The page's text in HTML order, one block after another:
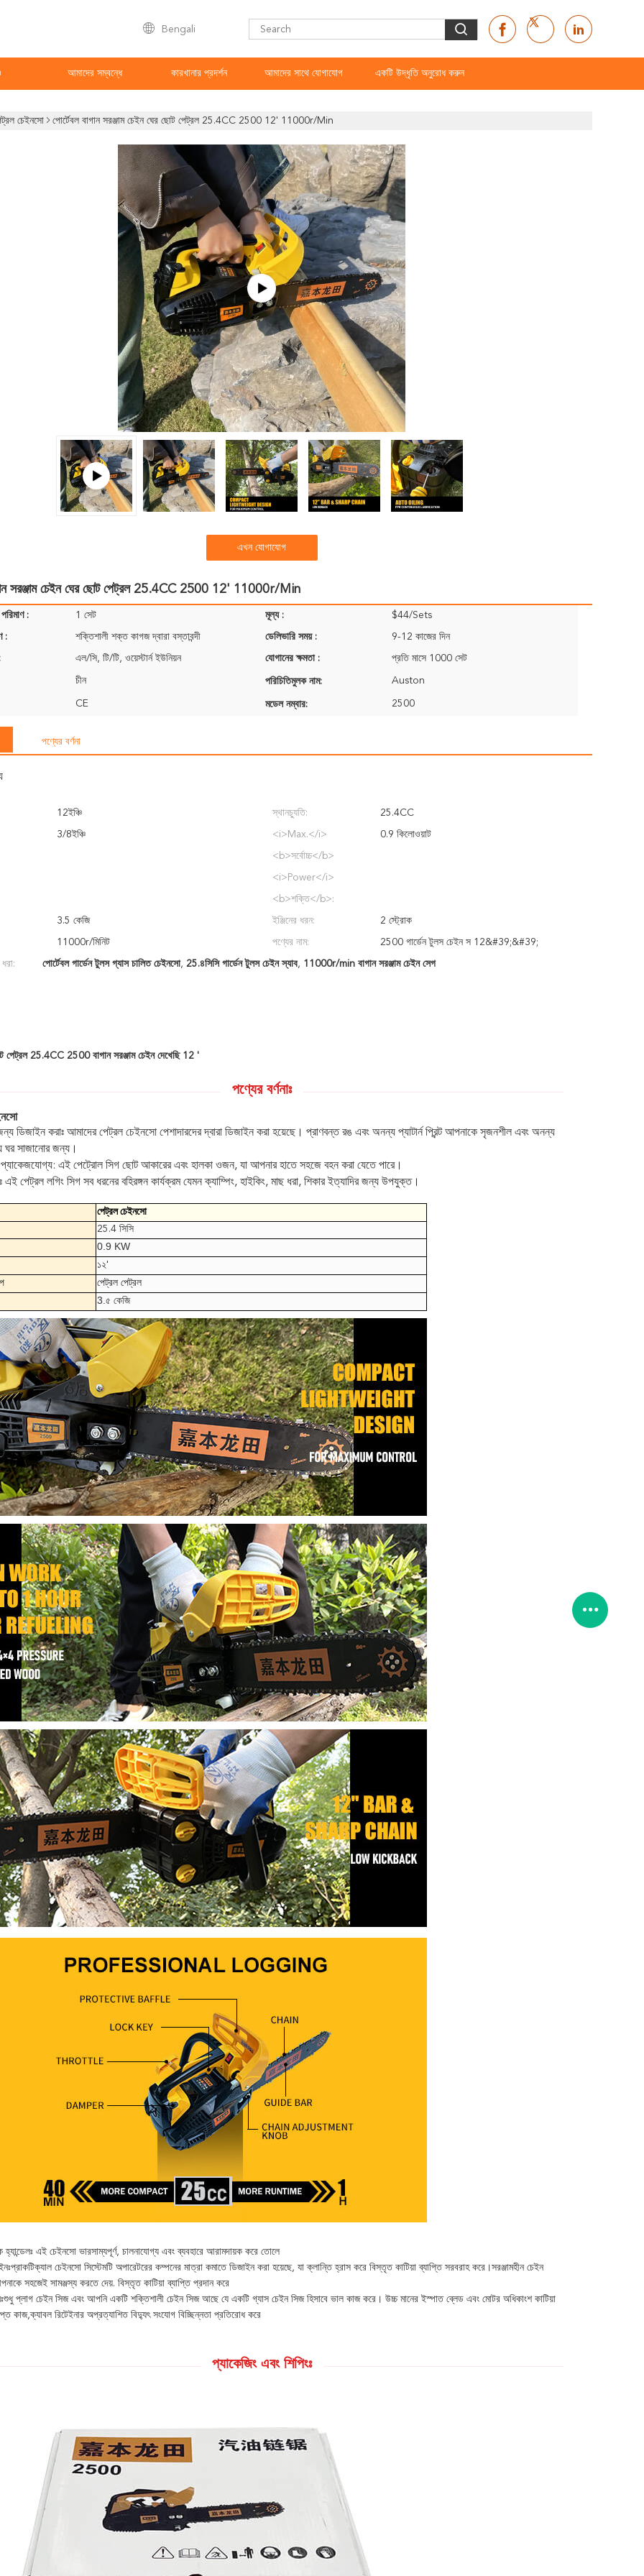
Bengali
আমাদের সম্বন্ধে কারখানার প্রদর্শন আমাদের সাথে যোগাযোগ একটি উদ্ধৃতি অনুরোধ করুন
চেইনসো পোর্টেবল বাগান সরঞ্জাম চেইন ঘের ছোট পেট্রল 25.4CC 2500 12' 11000r/Min
এখন যোগাযোগ
সরঞ্জাম চেইন ঘের ছোট পেট্রল 25.4CC 2500 12' 11000r/Min
: 1 সেট মূল্য : $44/Sets
: শক্তিশালী শক্ত কাগজ দ্বারা বস্তাবন্দী ডেলিভারি সময় : 9-12 কাজের দিন
এল/সি, টি/টি, ওয়েস্টার্ন ইউনিয়ন যোগানের ক্ষমতা : প্রতি মাসে 1000 সেট
চীন পরিচিতিমুলক নাম: Auston
CE মডেল নম্বার: 2500
পণ্যের বর্ণনা
12ইঞ্চি স্থানচ্যুতি: 25.4CC
3/8ইঞ্চি <i>Max.</i>
<b>সর্বোচ্চ</b>
<i>Power</i>
<b>শক্তি</b>:
0.9 কিলোওয়াট
3.5 কেজি ইঞ্জিনের ধরন: 2 স্ট্রোক
11000r/মিনিট পণ্যের নাম: 2500 গার্ডেন টুলস চেইন স 12&#39;&#39;
পোর্টেবল গার্ডেন টুলস গ্যাস চালিত চেইনসো, 25.৪সিসি গার্ডেন টুলস চেইন স্যাব, 11000r/min বাগান সরঞ্জাম চেইন সেগ
পেট্রল 25.4CC 2500 বাগান সরঞ্জাম চেইন দেখেছি 12 '
পণ্যের বর্ণনাঃ
ডিজাইন করাঃ আমাদের পেট্রল চেইনসো পেশাদারদের দ্বারা ডিজাইন করা হয়েছে। প্রাণবন্ত রঙ এবং অনন্য প্যাটার্ন প্রিন্ট আপনাকে সৃজনশীল এবং অনন্য
ঘর সাজানোর জন্য।
এই পেট্রোল সিগ ছোট আকারের এবং হালকা ওজন, যা আপনার হাতে সহজে বহন করা যেতে পারে।
এই পেট্রল লগিং সিগ সব ধরনের বহিরঙ্গন কার্যক্রম যেমন ক্যাম্পিং, হাইকিং, মাছ ধরা, শিকার ইত্যাদির জন্য উপযুক্ত।
পেট্রল চেইনসো
25.4 সিসি
0.9 KW
১২'
পেট্রল পেট্রল
3.৫ কেজি
হ্যান্ডেলঃ এই চেইনসো ভারসাম্যপূর্ণ, চালনাযোগ্য এবং ব্যবহারে আরামদায়ক করে তোলে
চেইনসো সিস্টেমটি অপারেটরের কম্পনের মাত্রা কমাতে ডিজাইন করা হয়েছে, যা ক্লান্তি হ্রাস করে বিস্তৃত কাটিয়া ব্যাপ্তি সরবরাহ করে।সরঞ্জামহীন চেইন
সহজেই সামঞ্জস্য করতে দেয়. বিস্তৃত কাটিয়া ব্যাপ্তি প্রদান করে
প্লাগ চেইন সিজ এবং আপনি একটি শক্তিশালী চেইন সিজ আছে যে একটি গ্যাস চেইন সিজ হিসাবে ভাল কাজ করে। উচ্চ মানের ইস্পাত ব্লেড এবং মোটর অধিকাংশ কাটিয়া
কাজ,ক্যাবল রিটেইনার অপ্রত্যাশিত বিদ্যুৎ সংযোগ বিচ্ছিন্নতা প্রতিরোধ করে
প্যাকেজিং এবং শিপিংঃ